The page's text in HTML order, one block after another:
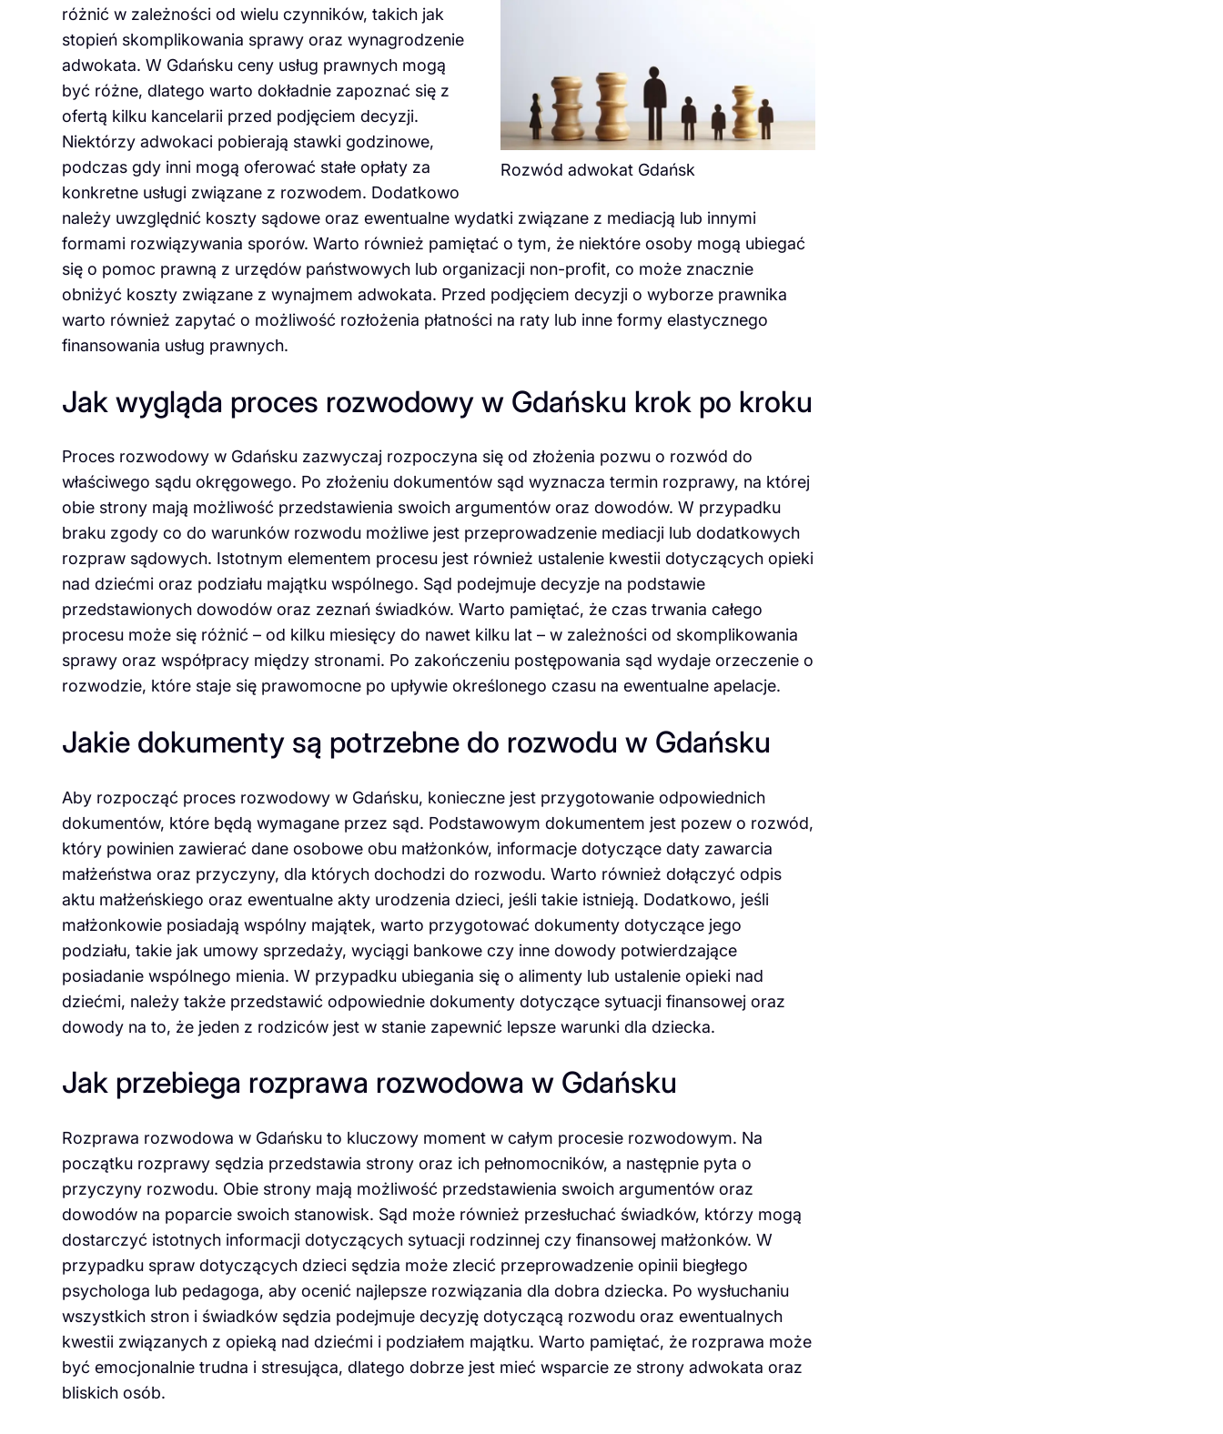
Rozwód adwokat Gdańsk
różnić w zależności od wielu czynników, takich jak
stopień skomplikowania sprawy oraz wynagrodzenie
adwokata. W Gdańsku ceny usług prawnych mogą
być różne, dlatego warto dokładnie zapoznać się z
ofertą kilku kancelarii przed podjęciem decyzji.
Niektórzy adwokaci pobierają stawki godzinowe,
podczas gdy inni mogą oferować stałe opłaty za
konkretne usługi związane z rozwodem. Dodatkowo
należy uwzględnić koszty sądowe oraz ewentualne wydatki związane z mediacją lub innymi
formami rozwiązywania sporów. Warto również pamiętać o tym, że niektóre osoby mogą ubiegać
się o pomoc prawną z urzędów państwowych lub organizacji non-profit, co może znacznie
obniżyć koszty związane z wynajmem adwokata. Przed podjęciem decyzji o wyborze prawnika
warto również zapytać o możliwość rozłożenia płatności na raty lub inne formy elastycznego
finansowania usług prawnych.
Jak wygląda proces rozwodowy w Gdańsku krok po kroku
Proces rozwodowy w Gdańsku zazwyczaj rozpoczyna się od złożenia pozwu o rozwód do
właściwego sądu okręgowego. Po złożeniu dokumentów sąd wyznacza termin rozprawy, na której
obie strony mają możliwość przedstawienia swoich argumentów oraz dowodów. W przypadku
braku zgody co do warunków rozwodu możliwe jest przeprowadzenie mediacji lub dodatkowych
rozpraw sądowych. Istotnym elementem procesu jest również ustalenie kwestii dotyczących opieki
nad dziećmi oraz podziału majątku wspólnego. Sąd podejmuje decyzje na podstawie
przedstawionych dowodów oraz zeznań świadków. Warto pamiętać, że czas trwania całego
procesu może się różnić – od kilku miesięcy do nawet kilku lat – w zależności od skomplikowania
sprawy oraz współpracy między stronami. Po zakończeniu postępowania sąd wydaje orzeczenie o
rozwodzie, które staje się prawomocne po upływie określonego czasu na ewentualne apelacje.
Jakie dokumenty są potrzebne do rozwodu w Gdańsku
Aby rozpocząć proces rozwodowy w Gdańsku, konieczne jest przygotowanie odpowiednich
dokumentów, które będą wymagane przez sąd. Podstawowym dokumentem jest pozew o rozwód,
który powinien zawierać dane osobowe obu małżonków, informacje dotyczące daty zawarcia
małżeństwa oraz przyczyny, dla których dochodzi do rozwodu. Warto również dołączyć odpis
aktu małżeńskiego oraz ewentualne akty urodzenia dzieci, jeśli takie istnieją. Dodatkowo, jeśli
małżonkowie posiadają wspólny majątek, warto przygotować dokumenty dotyczące jego
podziału, takie jak umowy sprzedaży, wyciągi bankowe czy inne dowody potwierdzające
posiadanie wspólnego mienia. W przypadku ubiegania się o alimenty lub ustalenie opieki nad
dziećmi, należy także przedstawić odpowiednie dokumenty dotyczące sytuacji finansowej oraz
dowody na to, że jeden z rodziców jest w stanie zapewnić lepsze warunki dla dziecka.
Jak przebiega rozprawa rozwodowa w Gdańsku
Rozprawa rozwodowa w Gdańsku to kluczowy moment w całym procesie rozwodowym. Na
początku rozprawy sędzia przedstawia strony oraz ich pełnomocników, a następnie pyta o
przyczyny rozwodu. Obie strony mają możliwość przedstawienia swoich argumentów oraz
dowodów na poparcie swoich stanowisk. Sąd może również przesłuchać świadków, którzy mogą
dostarczyć istotnych informacji dotyczących sytuacji rodzinnej czy finansowej małżonków. W
przypadku spraw dotyczących dzieci sędzia może zlecić przeprowadzenie opinii biegłego
psychologa lub pedagoga, aby ocenić najlepsze rozwiązania dla dobra dziecka. Po wysłuchaniu
wszystkich stron i świadków sędzia podejmuje decyzję dotyczącą rozwodu oraz ewentualnych
kwestii związanych z opieką nad dziećmi i podziałem majątku. Warto pamiętać, że rozprawa może
być emocjonalnie trudna i stresująca, dlatego dobrze jest mieć wsparcie ze strony adwokata oraz
bliskich osób.